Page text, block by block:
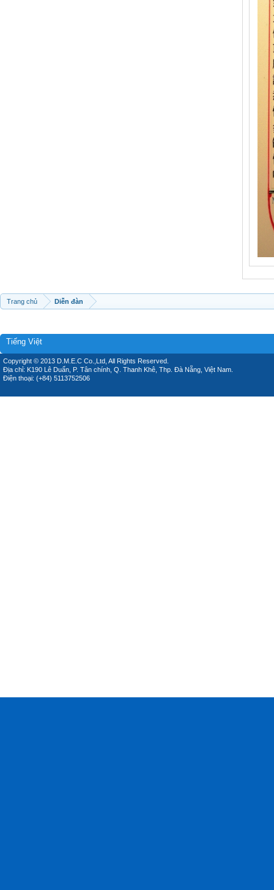
Trang chủ Diễn đàn
Tiếng Việt
Copyright © 2013 D.M.E.C Co.,Ltd, All Rights Reserved.
Địa chỉ: K190 Lê Duẩn, P. Tân chính, Q. Thanh Khê, Thp. Đà Nẵng, Việt Nam.
Điện thoại: (+84) 5113752506